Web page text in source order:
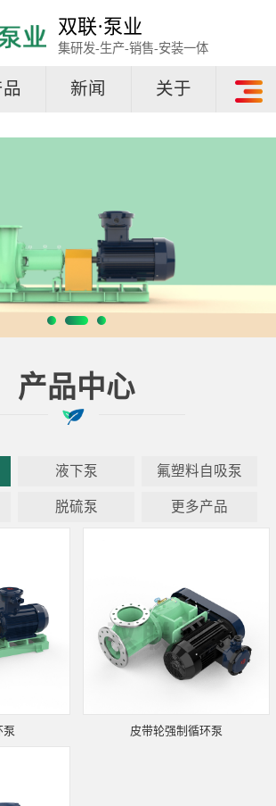
双联·泵业
集研发-生产-销售-安装一体
新闻 关于
产品中心
液下泵 氟塑料自吸泵
脱硫泵 更多产品
泵 皮带轮强制循环泵